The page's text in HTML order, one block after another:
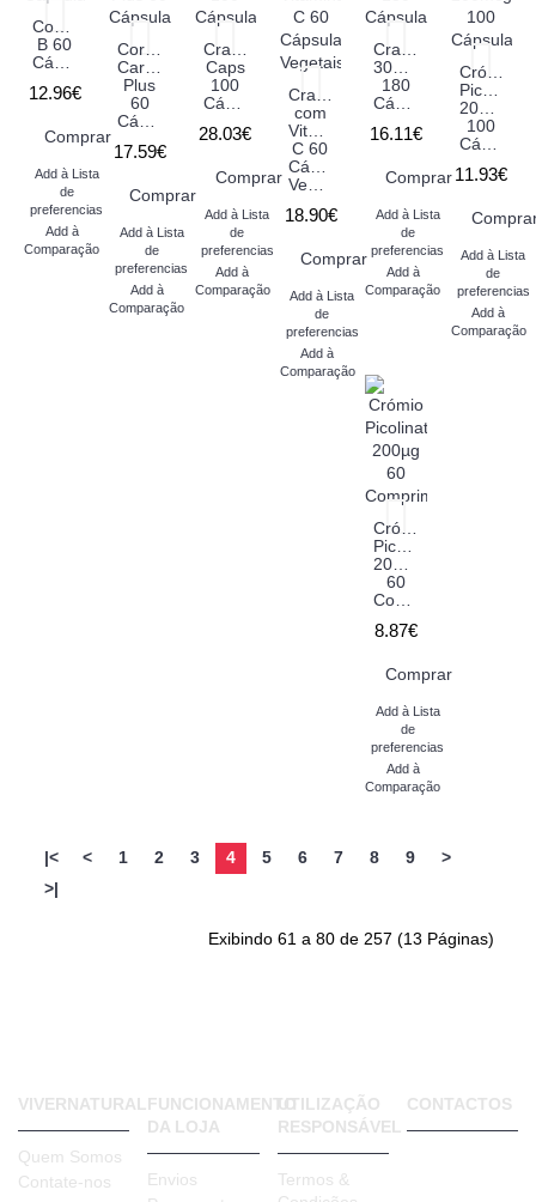
Complexo
B 60
Cápsulas
12.96€
Comprar
Add à Lista
de
preferencias
Add à
Comparação
Coriegus
Cardio
Plus
60
Cápsulas
17.59€
Comprar
Add à Lista
de
preferencias
Add à
Comparação
Cranberry
Caps
100
Cápsulas
28.03€
Comprar
Add à Lista
de
preferencias
Add à
Comparação
Cranberry
com
Vitamina
C 60
Cápsulas
Vegetais
18.90€
Comprar
Add à Lista
de
preferencias
Add à
Comparação
Crataégus
300mg
180
Cápsulas
16.11€
Comprar
Add à Lista
de
preferencias
Add à
Comparação
Crómio
Picolinato
200mcg
100
Cápsulas
11.93€
Add à Lista
de
preferencias
Add à
Comparação
Crómio
Picolinato
200µg
60
Comprimidos
8.87€
Comprar
Add à Lista
de
preferencias
Add à
Comparação
|< < 1 2 3 4 5 6 7 8 9
>
>|
Exibindo 61 a 80 de 257 (13 Páginas)
VIVERNATURAL
Quem Somos
Contate-nos
FUNCIONAMENTO
DA LOJA
Envios
UTILIZAÇÃO
RESPONSÁVEL
Termos &
CONTACTOS